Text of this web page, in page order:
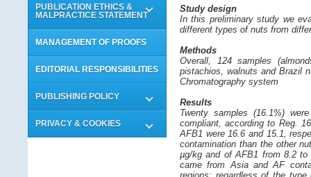
PUBLICATION ETHICS &
MALPRACTICE STATEMENT
MANAGEMENT OF PROOFS
EDITORIAL RESPONSIBILITIES
PUBLISHING POLICY
PRIVACY & COOKIES
Study design
In this preliminary study we
different types of nuts from
Methods
Overall, 124 samples
pistachios, walnuts and Brazil
Chromatography system
Results
Twenty samples (16.1%)
compliant, according to Reg.
AFB1 were 16.6 and 15.1,
contamination than the other
µg/kg and of AFB1 from 8.2 to
came from Asia and AF